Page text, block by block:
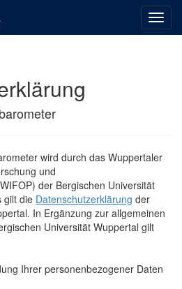
wird durch das Wuppertaler
und
der Bergischen Universität
gilt die Datenschutzerklärung der
In Ergänzung zur allgemeinen
Universität Wuppertal gilt
Ihrer personenbezogener Daten